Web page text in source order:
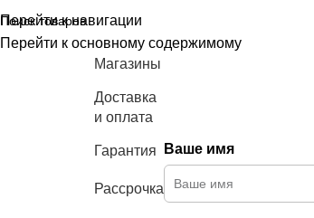
Перейти к навигации
Перейти к основному содержимому
Магазины
Доставка
и оплата
Гарантия
Рассрочка
Ваше имя